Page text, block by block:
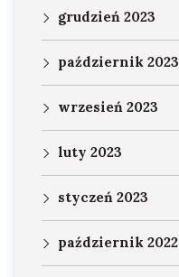
grudzień 2023
październik 2023
wrzesień 2023
luty 2023
styczeń 2023
październik 2022